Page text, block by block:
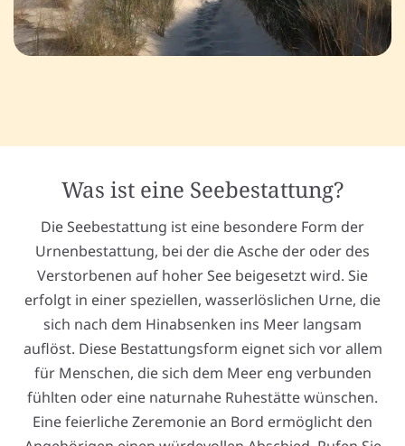
Was ist eine Seebestattung?
Die Seebestattung ist eine besondere Form der
Urnenbestattung, bei der die Asche der oder des
Verstorbenen auf hoher See beigesetzt wird. Sie
erfolgt in einer speziellen, wasserlöslichen Urne, die
sich nach dem Hinabsenken ins Meer langsam
auflöst. Diese Bestattungsform eignet sich vor allem
für Menschen, die sich dem Meer eng verbunden
fühlten oder eine naturnahe Ruhestätte wünschen.
Eine feierliche Zeremonie an Bord ermöglicht den